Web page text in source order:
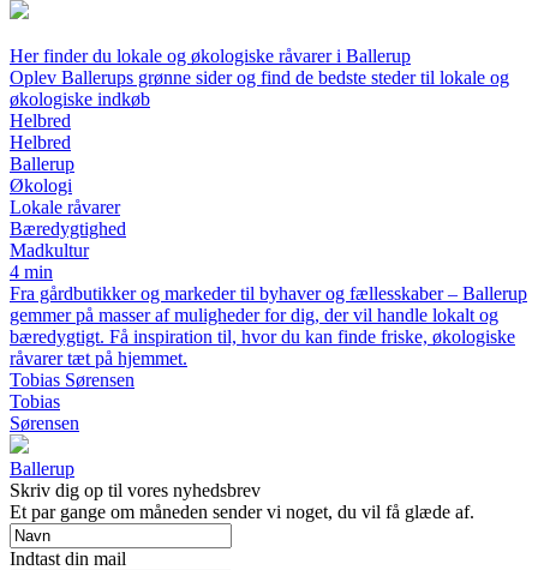
Her finder du lokale og økologiske råvarer i Ballerup
Oplev Ballerups grønne sider og find de bedste steder til lokale og
økologiske indkøb
Helbred
Helbred
Ballerup
Økologi
Lokale råvarer
Bæredygtighed
Madkultur
4 min
Fra gårdbutikker og markeder til byhaver og fællesskaber – Ballerup
gemmer på masser af muligheder for dig, der vil handle lokalt og
bæredygtigt. Få inspiration til, hvor du kan finde friske, økologiske
råvarer tæt på hjemmet.
Tobias Sørensen
Tobias
Sørensen
Ballerup
Skriv dig op til vores nyhedsbrev
Et par gange om måneden sender vi noget, du vil få glæde af.
Indtast din mail